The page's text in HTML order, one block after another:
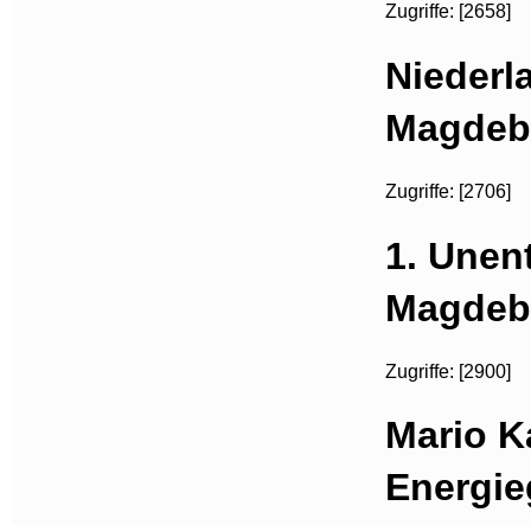
Zugriffe: [2658]
Zugriffe: [2706]
1.
Zugriffe: [2900]
Mario